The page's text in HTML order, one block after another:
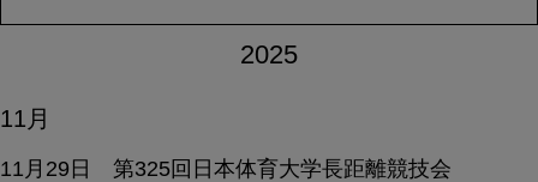
2025
11月
11月29日 第325回日本体育大学長距離競技会